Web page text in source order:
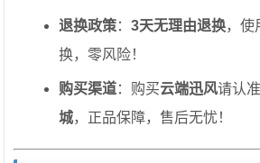
退换政策：3天无理由退换，使
换，零风险！
购买渠道：购买云端迅风请认
城，正品保障，售后无忧！